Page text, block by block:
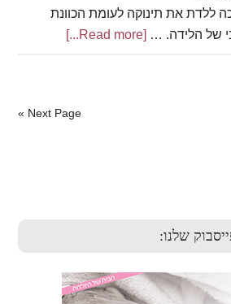
ללדת את תינוקה לעומת הכוונת
של הלידה. … [Read more...]
about
Next Page »
שלנו: